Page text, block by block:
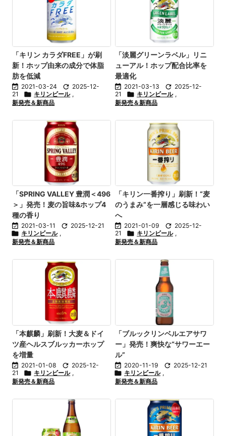
「キリン カラダFREE」が刷
新！ホップ由来の成分で体脂
肪を低減
 2021-03-24  2025-12-
21
 キリンビール ,
新発売＆新商品
「淡麗グリーンラベル」リニ
ューアル！ホップ配合比率を
最適化
 2021-03-13  2025-12-
21
 キリンビール ,
新発売＆新商品
「SPRING VALLEY 豊潤＜496
＞」発売！麦の旨味&ホップ4
種の香り
 2021-03-11  2025-12-21
 キリンビール ,
新発売＆新商品
「キリン一番搾り」刷新！“麦
のうまみ”を一層感じる味わい
へ
 2021-01-09  2025-12-
21
 キリンビール ,
新発売＆新商品
「本麒麟」刷新！大麦＆ドイ
ツ産ヘルスブルッカーホップ
を増量
 2021-01-08  2025-12-
21
 キリンビール ,
新発売＆新商品
「ブルックリンベルエアサワ
ー」発売！爽快な“サワーエー
ル”
 2020-11-19  2025-12-21
 キリンビール ,
新発売＆新商品